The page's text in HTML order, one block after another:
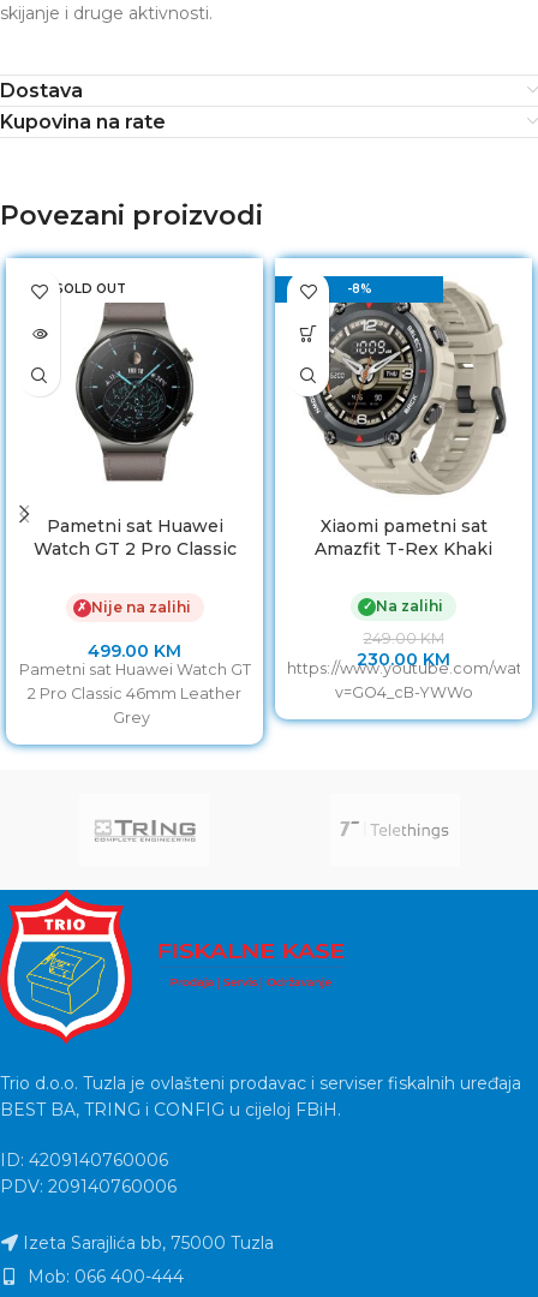
skijanje i druge aktivnosti.
Dostava
Kupovina na rate
Povezani proizvodi
SOLD OUT
Pametni sat Huawei
Watch GT 2 Pro Classic
✗ Nije na zalihi
499.00 KM
Pametni sat Huawei Watch GT
2 Pro Classic 46mm Leather
Grey
-8%
Xiaomi pametni sat
Amazfit T-Rex Khaki
✓ Na zalihi
249.00KM
230.00 KM
https://www.youtube.com/
v=GO4_cB-YWWo
Trio d.o.o. Tuzla je ovlašteni prodavac i serviser fiskalnih uređaja
BEST BA, TRING i CONFIG u cijeloj FBiH.
ID: 4209140760006
PDV: 209140760006
Izeta Sarajlića bb, 75000 Tuzla
Mob: 066 400-444